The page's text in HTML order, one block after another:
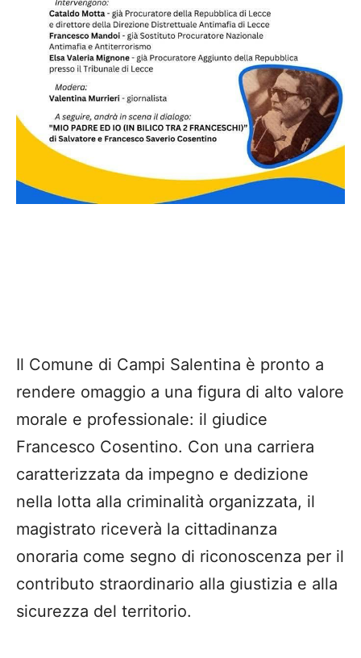
Il Comune di Campi Salentina è pronto a
rendere omaggio a una figura di alto valore
morale e professionale: il giudice
Francesco Cosentino. Con una carriera
caratterizzata da impegno e dedizione
nella lotta alla criminalità organizzata, il
magistrato riceverà la cittadinanza
onoraria come segno di riconoscenza per il
contributo straordinario alla giustizia e alla
sicurezza del territorio.